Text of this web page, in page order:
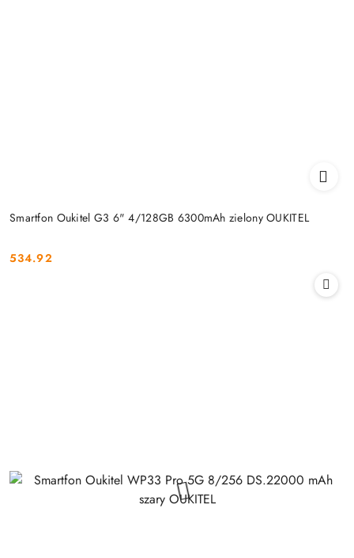
Smartfon Oukitel G3 6" 4/128GB 6300mAh zielony OUKITEL
Cena:
534.92